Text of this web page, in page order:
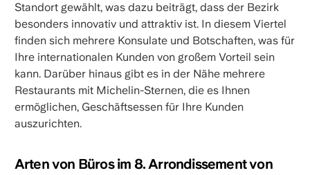
Standort gewählt, was dazu beiträgt, dass der Bezirk
besonders innovativ und attraktiv ist. In diesem Viertel
finden sich mehrere Konsulate und Botschaften, was für
Ihre internationalen Kunden von großem Vorteil sein
kann. Darüber hinaus gibt es in der Nähe mehrere
Restaurants mit Michelin-Sternen, die es Ihnen
ermöglichen, Geschäftsessen für Ihre Kunden
auszurichten.
Arten von Büros im 8. Arrondissement von